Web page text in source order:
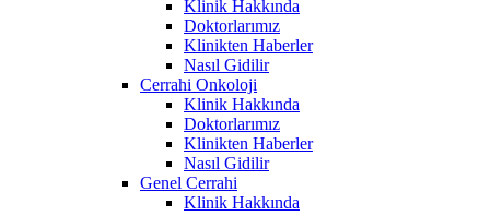
Klinik Hakkında
Doktorlarımız
Klinikten Haberler
Nasıl Gidilir
Cerrahi Onkoloji
Klinik Hakkında
Doktorlarımız
Klinikten Haberler
Nasıl Gidilir
Genel Cerrahi
Klinik Hakkında